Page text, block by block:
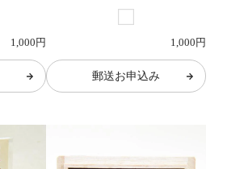
1,000円 1,000円
郵送お申込み